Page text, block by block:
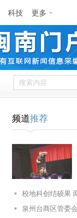
科技 更多
频道推荐
校地科创结硕果
泉州台商区管委